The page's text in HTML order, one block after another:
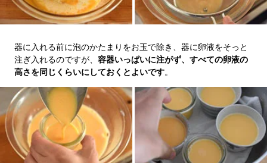
器に入れる前に泡のかたまりをお玉で除き、器に卵液をそっと
注ぎ入れるのですが、 容器いっぱいに注がず、すべての卵液の
高さを同じくらいにしておくとよいです。